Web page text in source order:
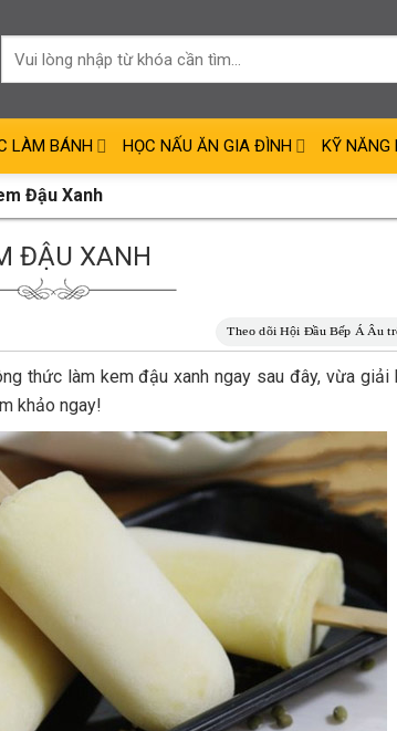
LÀM BÁNH HỌC NẤU ĂN GIA ĐÌNH KỸ NĂNG
Đậu Xanh
ĐẬU XANH
thức làm kem đậu xanh ngay sau đây, vừa giải
khảo ngay!